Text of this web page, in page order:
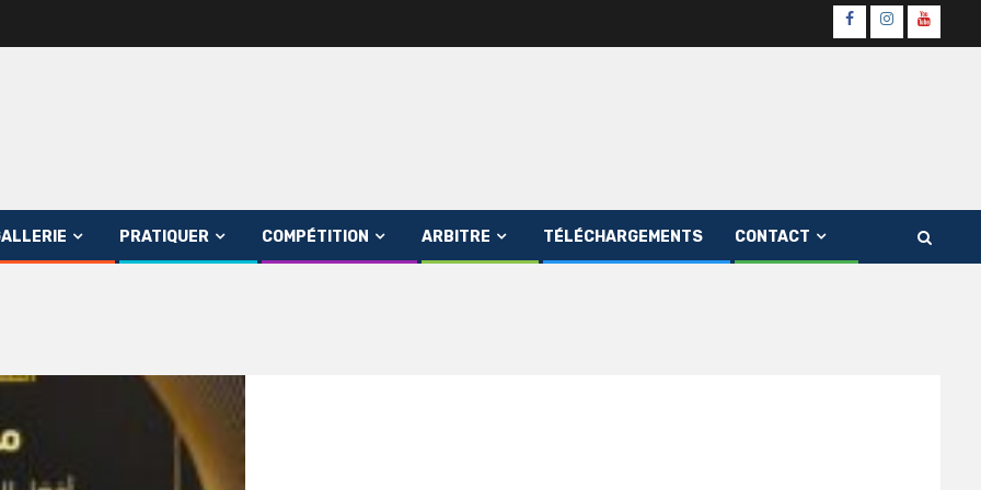
Page
Officielle
Instagram
youtube
Channel
PRATIQUER COMPÉTITION ARBITRE TÉLÉCHARGEMENTS CONTACT